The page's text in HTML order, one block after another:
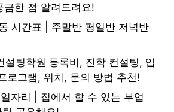
금한 점 알려드려요!
시간표 | 주말반 평일반 저녁반
설팅학원 등록비, 진학 컨설팅, 입
로그램, 위치, 문의 방법 추천!
자리 | 집에서 할 수 있는 부업